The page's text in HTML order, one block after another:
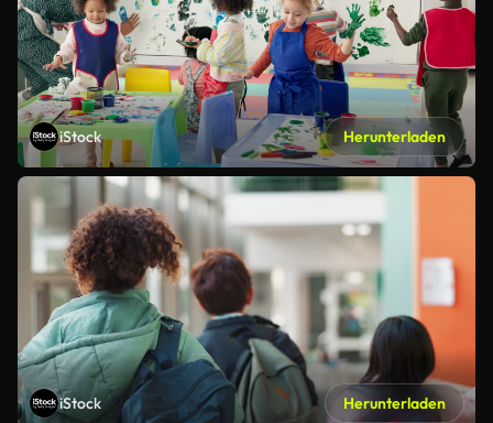
iStock Herunterladen
iStock Herunterladen